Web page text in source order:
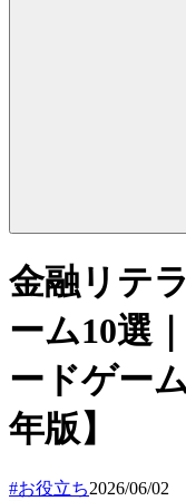
金融リテ
ーム10選
ードゲー
年版】
#お役立ち2026/06/02